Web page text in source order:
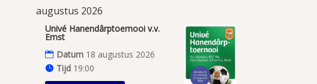
augustus 2026
Univé Hanendârptoernooi v.v.
Emst
Datum 18 augustus 2026
Tijd 19:00